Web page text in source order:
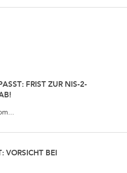
FRIST ZUR NIS-2-
VORSICHT BEI